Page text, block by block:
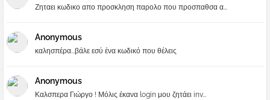
Ζηταει κωδικο απο προσκληση παρολο που προσπαθσα α...
Anonymous
καλησπέρα...βάλε εσύ ένα κωδικό που θέλεις
Anonymous
Καλσπερα Γιώργο ! Μόλις έκανα login μου ζητάει inv...